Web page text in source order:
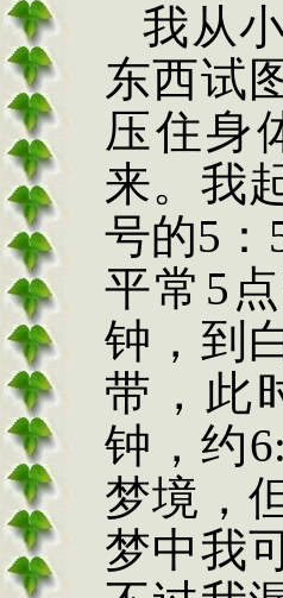
我从
东西试
压住身
来。我
号的5 ：
平常 5
钟，到
带，此
钟，约
梦境，
梦中我